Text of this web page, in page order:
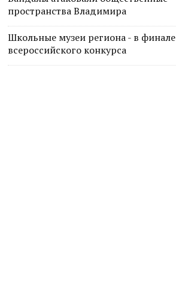
пространства Владимира
Школьные музеи региона - в финале
всероссийского конкурса